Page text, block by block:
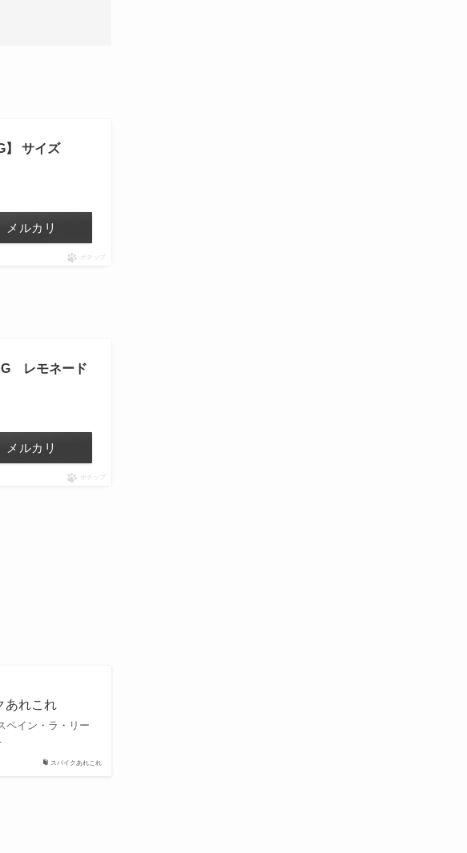
】 サイズ
メルカリ
ポチップ
レモネード
メルカリ
ポチップ
スパイクあれこれ
あれこれ
ペイン・ラ・リー